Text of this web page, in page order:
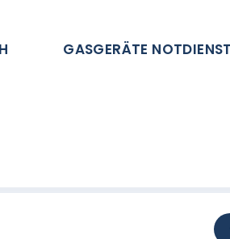
GASGERÄTE NOTDIENST